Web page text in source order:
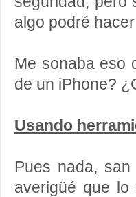
algo podré
Me sonaba eso
de un iPhone?
Usando
Pues nada,
averigüé que